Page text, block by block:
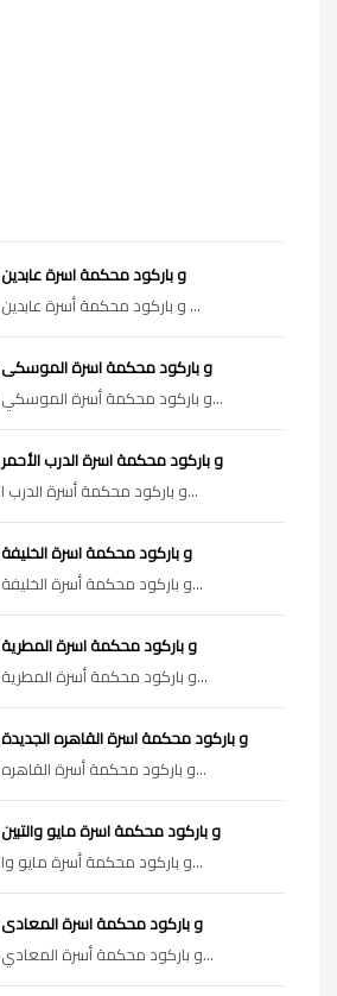
أجندة جلسات qr code و باركود محكمة اسرة عابدين
أجندة جلسات qr code و باركود محكمة أسرة عابدين ...
أجندة جلسات qr code و باركود محكمة اسرة الموسكى
أجندة جلسات qr code و باركود محكمة أسرة الموسكي...
أجندة جلسات qr code و باركود محكمة اسرة الدرب الأحمر
أجندة جلسات qr code و باركود محكمة أسرة الدرب ا...
أجندة جلسات qr code و باركود محكمة اسرة الخليفة
أجندة جلسات qr code و باركود محكمة أسرة الخليفة...
أجندة جلسات qr code و باركود محكمة اسرة المطرية
أجندة جلسات qr code و باركود محكمة أسرة المطرية...
أجندة جلسات qr code و باركود محكمة اسرة القاهره الجديدة
أجندة جلسات qr code و باركود محكمة أسرة القاهره...
أجندة جلسات qr code و باركود محكمة اسرة مايو والتبين
أجندة جلسات qr code و باركود محكمة أسرة مايو وا...
أجندة جلسات qr code و باركود محكمة اسرة المعادى
أجندة جلسات qr code و باركود محكمة أسرة المعادي...